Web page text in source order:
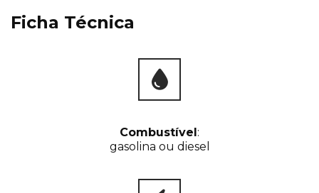
Ficha Técnica
Combustível :
gasolina ou diesel